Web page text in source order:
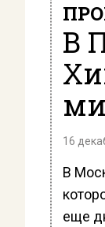
В
16
В
еще